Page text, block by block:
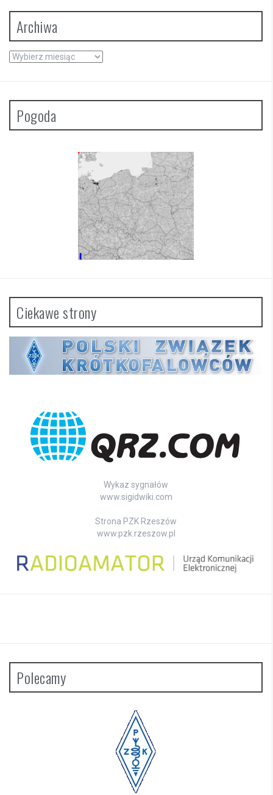
Archiwa
Archiwa
Pogoda
Ciekawe strony
Wykaz sygnałów
www.sigidwiki.com
Strona PZK Rzeszów
www.pzk.rzeszow.pl
Polecamy